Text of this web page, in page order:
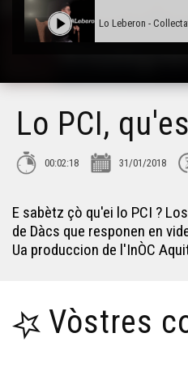
Lo Leberon -
Lo Leberon -
Lo bastit landés
Lo PCI,
00:02:18 31/01/2018
E sabètz çò qu'ei lo PCI ?
de Dàcs que responen en
Ua produccion de l'InÒC
Vòstres